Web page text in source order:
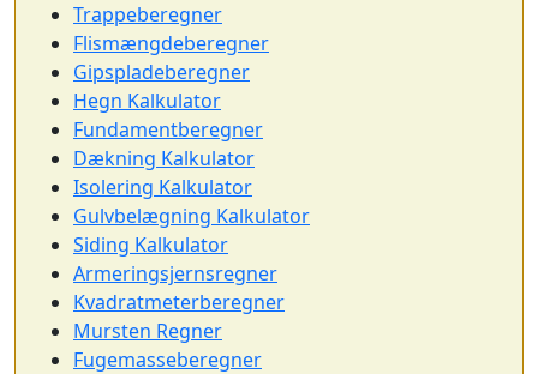
Trappeberegner
Flismængdeberegner
Gipspladeberegner
Hegn Kalkulator
Fundamentberegner
Dækning Kalkulator
Isolering Kalkulator
Gulvbelægning Kalkulator
Siding Kalkulator
Armeringsjernsregner
Kvadratmeterberegner
Mursten Regner
Fugemasseberegner